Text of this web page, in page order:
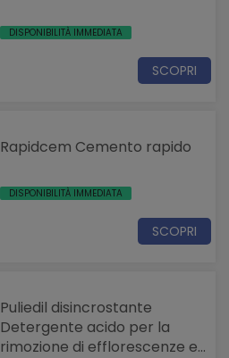
DISPONIBILITÀ IMMEDIATA
SCOPRI
Rapidcem Cemento rapido
DISPONIBILITÀ IMMEDIATA
SCOPRI
Puliedil disincrostante
Detergente acido per la
rimozione di efflorescenze e